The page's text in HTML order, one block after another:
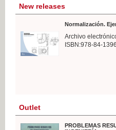
New releases
Normalización.
Archivo
ISBN:978-84-
Outlet
PROBLEMAS